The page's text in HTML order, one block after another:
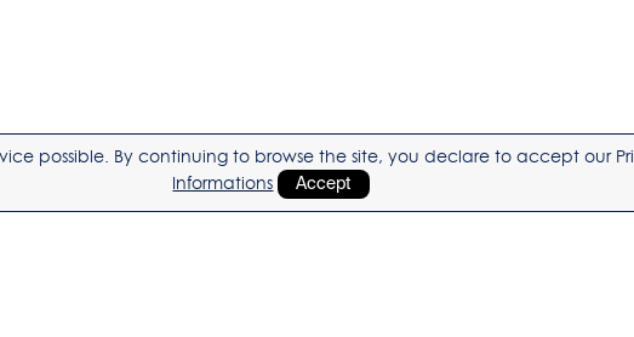
possible. By continuing to browse the site, you declare to accept our
Informations
Accept